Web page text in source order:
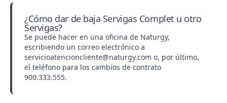
¿Cómo dar de baja Servigas Complet u otro
Servigas?
Se puede hacer en una oficina de Naturgy,
escribiendo un correo electrónico a
servicioatencioncliente@naturgy.com o, por último,
el teléfono para los cambios de contrato
900.333.555.